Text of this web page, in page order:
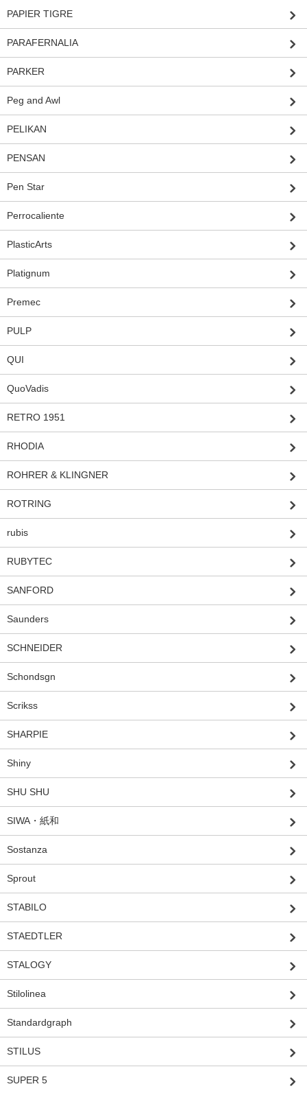
PAPIER TIGRE
PARAFERNALIA
PARKER
Peg and Awl
PELIKAN
PENSAN
Pen Star
Perrocaliente
PlasticArts
Platignum
Premec
PULP
QUI
QuoVadis
RETRO 1951
RHODIA
ROHRER & KLINGNER
ROTRING
rubis
RUBYTEC
SANFORD
Saunders
SCHNEIDER
Schondsgn
Scrikss
SHARPIE
Shiny
SHU SHU
SIWA・紙和
Sostanza
Sprout
STABILO
STAEDTLER
STALOGY
Stilolinea
Standardgraph
STILUS
SUPER 5